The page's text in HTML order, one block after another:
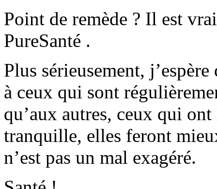
Point de remède ? Il est
PureSanté .
Plus sérieusement,
à ceux qui sont
qu’aux autres, ceux qui
tranquille, elles feront
n’est pas un mal exagéré.